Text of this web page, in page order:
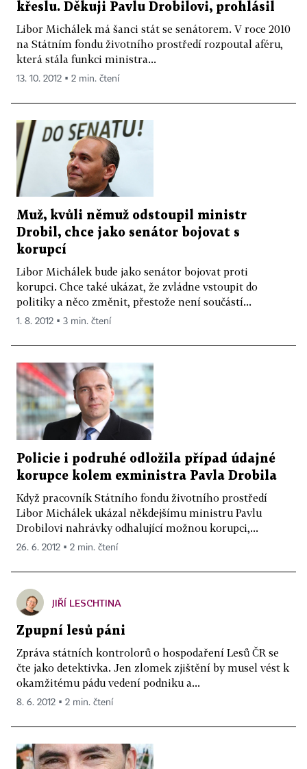
křeslu. Děkuji Pavlu Drobilovi, prohlásil
Libor Michálek má šanci stát se senátorem. V roce 2010
na Státním fondu životního prostředí rozpoutal aféru,
která stála funkci ministra...
13. 10. 2012 ▪ 2 min. čtení
Muž, kvůli němuž odstoupil ministr
Drobil, chce jako senátor bojovat s
korupcí
Libor Michálek bude jako senátor bojovat proti
korupci. Chce také ukázat, že zvládne vstoupit do
politiky a něco změnit, přestože není součástí...
1. 8. 2012 ▪ 3 min. čtení
Policie i podruhé odložila případ údajné
korupce kolem exministra Pavla Drobila
Když pracovník Státního fondu životního prostředí
Libor Michálek ukázal někdejšímu ministru Pavlu
Drobilovi nahrávky odhalující možnou korupci,...
26. 6. 2012 ▪ 2 min. čtení
JIŘÍ LESCHTINA
Zpupní lesů páni
Zpráva státních kontrolorů o hospodaření Lesů ČR se
čte jako detektivka. Jen zlomek zjištění by musel vést k
okamžitému pádu vedení podniku a...
8. 6. 2012 ▪ 2 min. čtení